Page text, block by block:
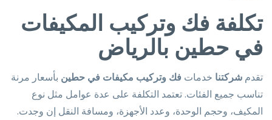
تكلفة فك وتركيب المكيفات
في حطين بالرياض
تقدم شركتنا خدمات فك وتركيب مكيفات في حطين بأسعار مرنة
تناسب جميع الفئات. تعتمد التكلفة على عدة عوامل مثل نوع
المكيف، وحجم الوحدة، وعدد الأجهزة، ومسافة النقل إن وجدت.